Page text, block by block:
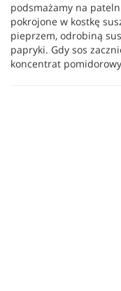
podsmażamy na
pokrojone w kostkę
pieprzem, odrobiną
papryki. Gdy sos
koncentrat